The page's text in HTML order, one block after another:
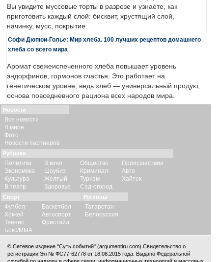
Вы увидите муссовые торты в разрезе и узнаете, как
приготовить каждый слой: бисквит, хрустящий слой,
начинку, мусс, покрытие.
Софи Дюпюи-Голье: Мир хлеба. 100 лучших рецептов домашнего
хлеба со всего мира
Аромат свежеиспеченного хлеба повышает уровень
эндорфинов, гормонов счастья. Это работает на
генетическом уровне, ведь хлеб — универсальный продукт,
основа повседневного рациона всех народов мира.
Новости
Все новости
В мире
Фото
Новости партнеров
Рубрики
Политика
Экономика
Культура
В театр
В кино
Шоубиз
Желтый
Здоровье
Общество
Криминал
Туризм
Сад-огород
Происшествия
Авто
Хайтек
Спорт
Футбол
Хоккей
Теннис
Бокс/ММА
Баскетбол
Автоспорт
Фристайл
Регионы
Татарстан
Белоруссия
© Сетевое издание "Суть событий" (argumentiru.com) Свидетельство о
регистрации Эл № ФС77-62778 от 18.08.2015 года. Выдано Федеральной